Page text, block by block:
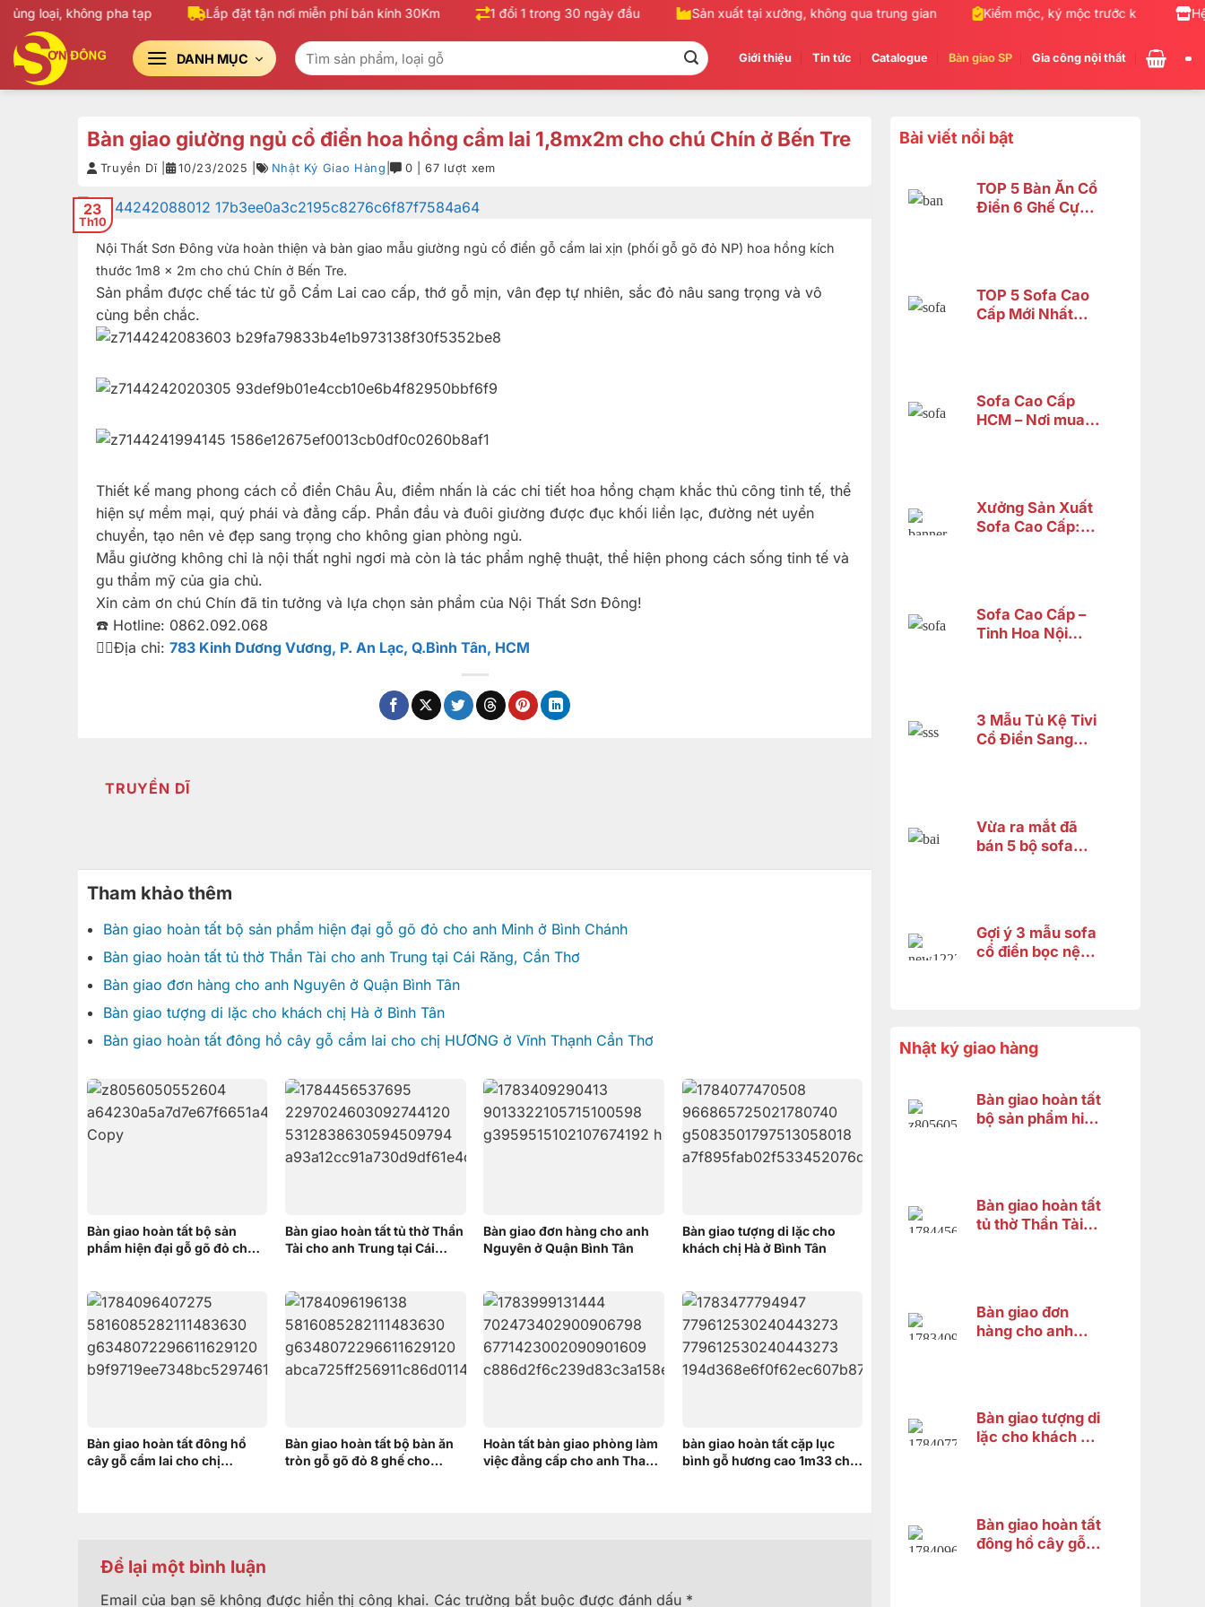
Bỏ
nội
dung
loại, không pha tạp Lắp đặt tận nơi miễn phí bán kính 30Km 1 đổi 1 trong 30 ngày đầu Sản xuất tại xưởng, không qua trung gian Kiểm mộc, ký mộc trước khi giao hàng
DANH MỤC
Tìm
kiếm:
Giới thiệu Tin tức Catalogue Bàn giao SP Gia công nội thất
Bàn giao giường ngủ cổ điển hoa hồng cẩm lai 1,8mx2m cho chú Chín ở Bến Tre
Truyền Dĩ | 10/23/2025 | Nhật Ký Giao Hàng | 0 | 67 lượt xem
23
Th10
Nội Thất Sơn Đông vừa hoàn thiện và bàn giao mẫu giường ngủ cổ điển gỗ cẩm lai xịn (phối gỗ gõ đỏ NP) hoa hồng kích
thước 1m8 x 2m cho chú Chín ở Bến Tre.
Sản phẩm được chế tác từ gỗ Cẩm Lai cao cấp, thớ gỗ mịn, vân đẹp tự nhiên, sắc đỏ nâu sang trọng và vô
cùng bền chắc.
Thiết kế mang phong cách cổ điển Châu Âu, điểm nhấn là các chi tiết hoa hồng chạm khắc thủ công tinh tế, thể
hiện sự mềm mại, quý phái và đẳng cấp. Phần đầu và đuôi giường được đục khối liền lạc, đường nét uyển
chuyển, tạo nên vẻ đẹp sang trọng cho không gian phòng ngủ.
Mẫu giường không chỉ là nội thất nghỉ ngơi mà còn là tác phẩm nghệ thuật, thể hiện phong cách sống tinh tế và
gu thẩm mỹ của gia chủ.
Xin cảm ơn chú Chín đã tin tưởng và lựa chọn sản phẩm của Nội Thất Sơn Đông!
☎️ Hotline: 0862.092.068
👉🏻Địa chỉ: 783 Kinh Dương Vương, P. An Lạc, Q.Bình Tân, HCM
TRUYỀN DĨ
Tham khảo thêm
Bàn giao hoàn tất bộ sản phẩm hiện đại gỗ gõ đỏ cho anh Minh ở Bình Chánh
Bàn giao hoàn tất tủ thờ Thần Tài cho anh Trung tại Cái Răng, Cần Thơ
Bàn giao đơn hàng cho anh Nguyên ở Quận Bình Tân
Bàn giao tượng di lặc cho khách chị Hà ở Bình Tân
Bàn giao hoàn tất đông hồ cây gỗ cẩm lai cho chị HƯƠNG ở Vĩnh Thạnh Cần Thơ
Bàn giao hoàn tất bộ sản
phẩm hiện đại gỗ gõ đỏ cho
Bàn giao hoàn tất tủ thờ Thần
Tài cho anh Trung tại Cái
Bàn giao đơn hàng cho anh
Nguyên ở Quận Bình Tân
Bàn giao tượng di lặc cho
khách chị Hà ở Bình Tân
Bàn giao hoàn tất đông hồ
cây gỗ cẩm lai cho chị
Bàn giao hoàn tất bộ bàn ăn
tròn gỗ gõ đỏ 8 ghế cho
Hoàn tất bàn giao phòng làm
việc đẳng cấp cho anh Thanh
bàn giao hoàn tất cặp lục
bình gỗ hương cao 1m33 cho
Để lại một bình luận
Email của bạn sẽ không được hiển thị công khai. Các trường bắt buộc được đánh dấu *
Bài viết nổi bật
TOP 5 Bàn Ăn Cổ
Điển 6 Ghế Cực
TOP 5 Sofa Cao
Cấp Mới Nhất
Sofa Cao Cấp
HCM – Nơi mua
Xưởng Sản Xuất
Sofa Cao Cấp:
Sofa Cao Cấp –
Tinh Hoa Nội
3 Mẫu Tủ Kệ Tivi
Cổ Điển Sang
Vừa ra mắt đã
bán 5 bộ sofa
Gợi ý 3 mẫu sofa
cổ điển bọc nệm
Nhật ký giao hàng
Bàn giao hoàn tất
bộ sản phẩm hiện
Bàn giao hoàn tất
tủ thờ Thần Tài
Bàn giao đơn
hàng cho anh
Bàn giao tượng di
lặc cho khách chị
Bàn giao hoàn tất
đông hồ cây gỗ